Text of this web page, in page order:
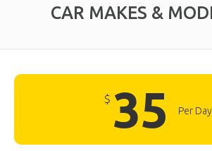
CAR MAKES &
$ 35 Per Day